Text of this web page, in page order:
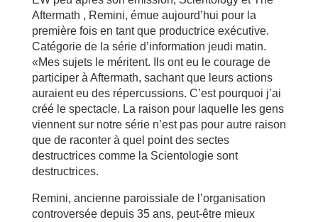
Aftermath , Remini, émue aujourd’hui pour la
première fois en tant que productrice exécutive.
Catégorie de la série d’information jeudi matin.
«Mes sujets le méritent. Ils ont eu le courage de
participer à Aftermath, sachant que leurs actions
auraient eu des répercussions. C’est pourquoi j’ai
créé le spectacle. La raison pour laquelle les gens
viennent sur notre série n’est pas pour autre raison
que de raconter à quel point des sectes
destructrices comme la Scientologie sont
destructrices.
Remini, ancienne paroissiale de l’organisation
controversée depuis 35 ans, peut-être mieux